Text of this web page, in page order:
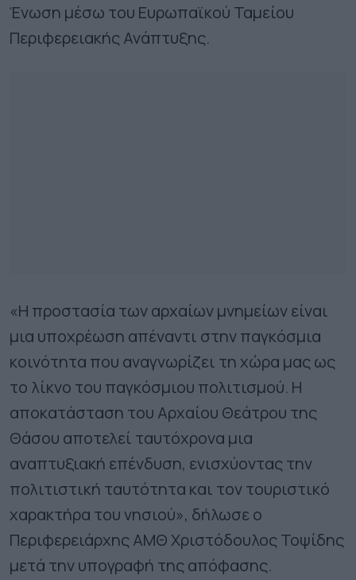
Ένωση μέσω του Ευρωπαϊκού Ταμείου
Περιφερειακής Ανάπτυξης.
«Η προστασία των αρχαίων μνημείων είναι
μια υποχρέωση απέναντι στην παγκόσμια
κοινότητα που αναγνωρίζει τη χώρα μας ως
το λίκνο του παγκόσμιου πολιτισμού. Η
αποκατάσταση του Αρχαίου Θεάτρου της
Θάσου αποτελεί ταυτόχρονα μια
αναπτυξιακή επένδυση, ενισχύοντας την
πολιτιστική ταυτότητα και τον τουριστικό
χαρακτήρα του νησιού», δήλωσε ο
Περιφερειάρχης ΑΜΘ Χριστόδουλος Τοψίδης
μετά την υπογραφή της απόφασης.